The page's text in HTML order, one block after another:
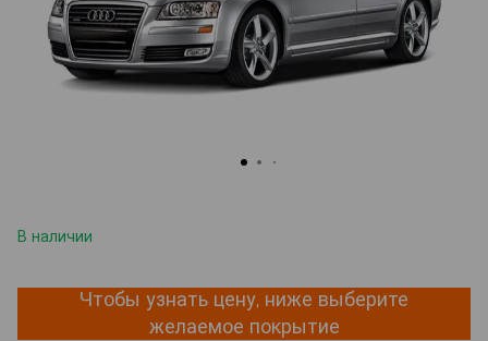
В наличии
Чтобы узнать цену, ниже выберите
желаемое покрытие